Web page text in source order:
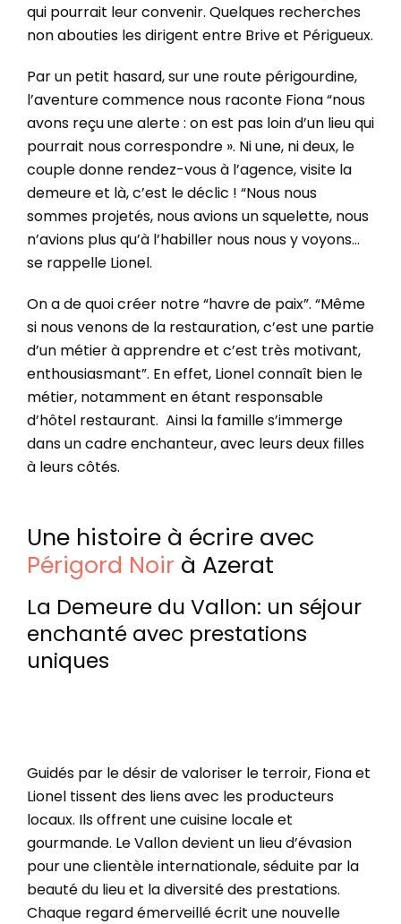
qui pourrait leur convenir. Quelques recherches
non abouties les dirigent entre Brive et Périgueux.
Par un petit hasard, sur une route périgourdine,
l’aventure commence nous raconte Fiona “nous
avons reçu une alerte : on est pas loin d’un lieu qui
pourrait nous correspondre ». Ni une, ni deux, le
couple donne rendez-vous à l’agence, visite la
demeure et là, c’est le déclic ! “Nous nous
sommes projetés, nous avions un squelette, nous
n’avions plus qu’à l’habiller nous nous y voyons…
se rappelle Lionel.
On a de quoi créer notre “havre de paix”. “Même
si nous venons de la restauration, c’est une partie
d’un métier à apprendre et c’est très motivant,
enthousiasmant”. En effet, Lionel connaît bien le
métier, notamment en étant responsable
d’hôtel restaurant. Ainsi la famille s’immerge
dans un cadre enchanteur, avec leurs deux filles
à leurs côtés.
Une histoire à écrire avec
Périgord Noir à Azerat
La Demeure du Vallon: un séjour
enchanté avec prestations
uniques
Guidés par le désir de valoriser le terroir, Fiona et
Lionel tissent des liens avec les producteurs
locaux. Ils offrent une cuisine locale et
gourmande. Le Vallon devient un lieu d’évasion
pour une clientèle internationale, séduite par la
beauté du lieu et la diversité des prestations.
Chaque regard émerveillé écrit une nouvelle